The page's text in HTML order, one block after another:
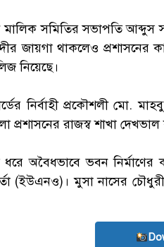
মালিক সমিতির সভাপতি
জায়গা থাকলেও
নিয়েছে।
নির্বাহী প্রকৌশলী মো.
প্রশাসনের রাজস্ব শাখা দেখভাল
ধরে অবৈধভাবে ভবন
(ইউএনও)। মুসা নাসের